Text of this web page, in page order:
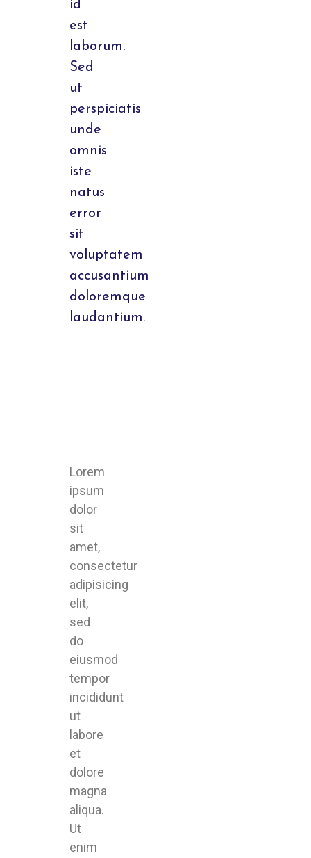
id
est
laborum.
Sed
ut
perspiciatis
unde
omnis
iste
natus
error
sit
voluptatem
accusantium
doloremque
laudantium.
Lorem
ipsum
dolor
sit
amet,
consectetur
adipisicing
elit,
sed
do
eiusmod
tempor
incididunt
ut
labore
et
dolore
magna
aliqua.
Ut
enim